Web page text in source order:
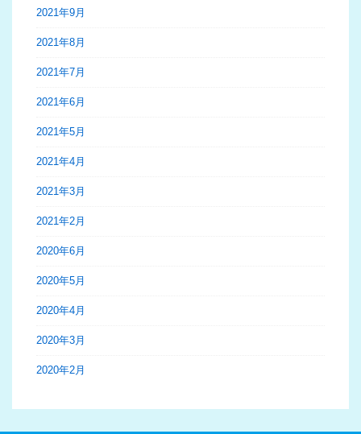
2021年9月
2021年8月
2021年7月
2021年6月
2021年5月
2021年4月
2021年3月
2021年2月
2020年6月
2020年5月
2020年4月
2020年3月
2020年2月